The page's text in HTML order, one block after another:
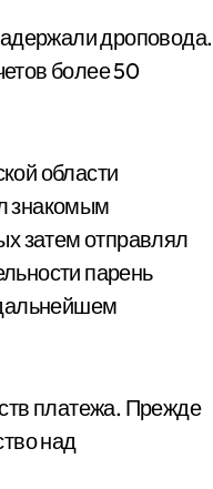
дроповода.
более 50
области
знакомым
затем отправлял
парень
платежа. Прежде
над